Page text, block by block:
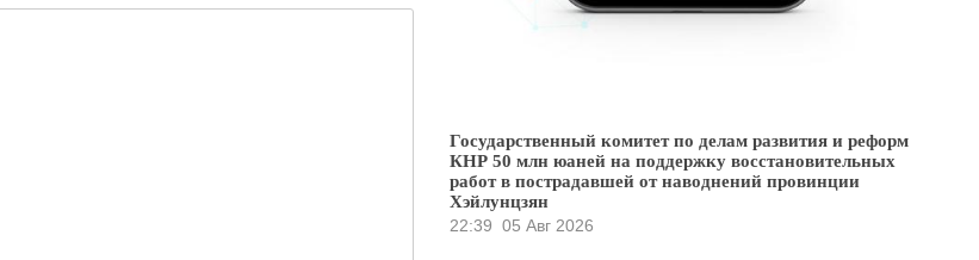
Государственный комитет по делам развития и реформ
КНР 50 млн юаней на поддержку восстановительных
работ в пострадавшей от наводнений провинции
Хэйлунцзян
22:39 05 Авг 2026